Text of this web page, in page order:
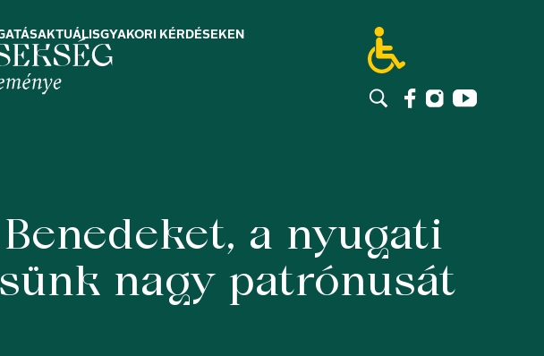
AKTUÁLISGYAKORI KÉRDÉSEK EN
a nyugati
nagy patrónusát